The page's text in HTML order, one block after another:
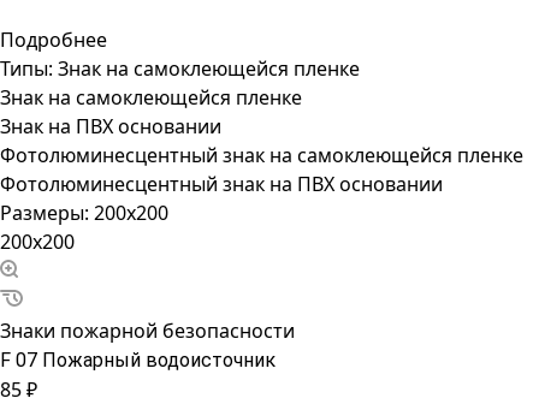
Подробнее
Типы: Знак на самоклеющейся пленке
Знак на самоклеющейся пленке
Знак на ПВХ основании
Фотолюминесцентный знак на самоклеющейся пленке
Фотолюминесцентный знак на ПВХ основании
Размеры: 200x200
200x200
Знаки пожарной безопасности
F 07 Пожарный водоисточник
85 ₽